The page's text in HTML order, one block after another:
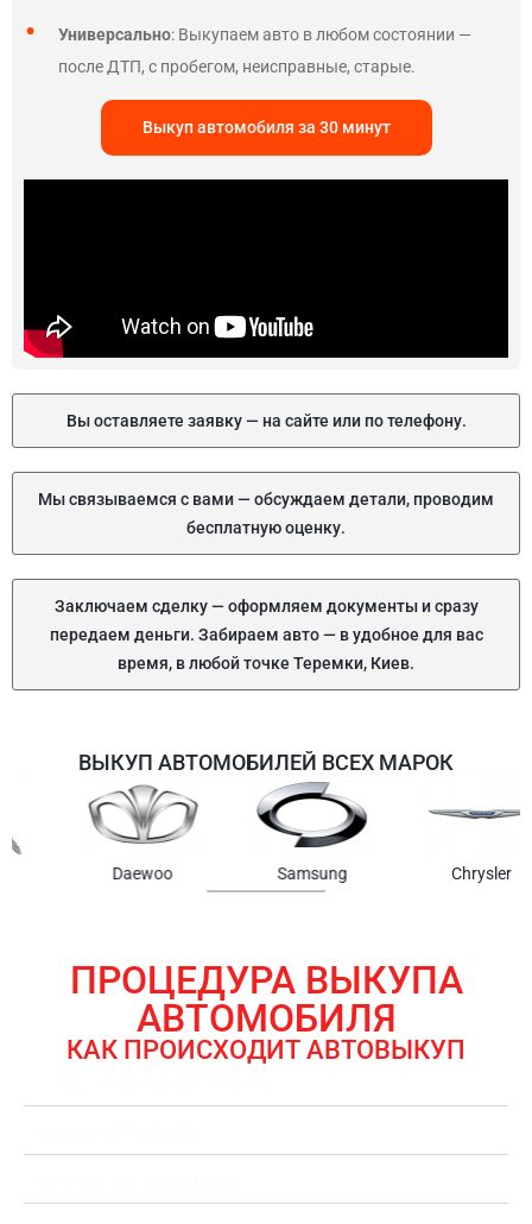
Универсально: Выкупаем авто в любом состоянии —
после ДТП, с пробегом, неисправные, старые.
Выкуп автомобиля за 30 минут
Вы оставляете заявку — на сайте или по телефону.
Мы связываемся с вами — обсуждаем детали, проводим
бесплатную оценку.
Заключаем сделку — оформляем документы и сразу
передаем деньги. Забираем авто — в удобное для вас
время, в любой точке Теремки, Киев.
ВЫКУП АВТОМОБИЛЕЙ ВСЕХ МАРОК
Samsung Chrysler Gmc
ПРОЦЕДУРА ВЫКУПА
АВТОМОБИЛЯ
КАК ПРОИСХОДИТ АВТОВЫКУП